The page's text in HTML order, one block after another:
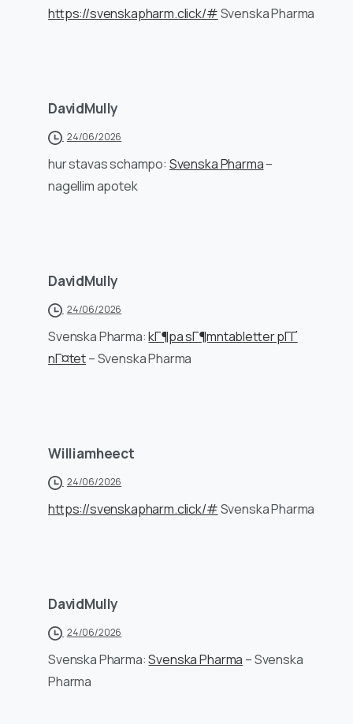
https://svenskapharm.click/#Svenska Pharma
DavidMully
24/06/2026
hur stavas schampo: Svenska Pharma–
nagellim apotek
DavidMully
24/06/2026
Svenska Pharma:kГ¶pa sГ¶mntabletter pГҐ
nГ¤tet– Svenska Pharma
Williamheect
24/06/2026
https://svenskapharm.click/#Svenska Pharma
DavidMully
24/06/2026
Svenska Pharma:Svenska Pharma – Svenska
Pharma